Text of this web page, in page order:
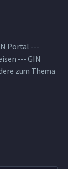
Portal ---
--- GIN
zum Thema